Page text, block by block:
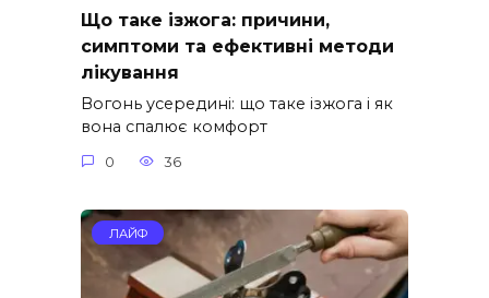
Що таке ізжога: причини,
симптоми та ефективні методи
лікування
Вогонь усередині: що таке ізжога і як
вона спалює комфорт
0 36
ЛАЙФ